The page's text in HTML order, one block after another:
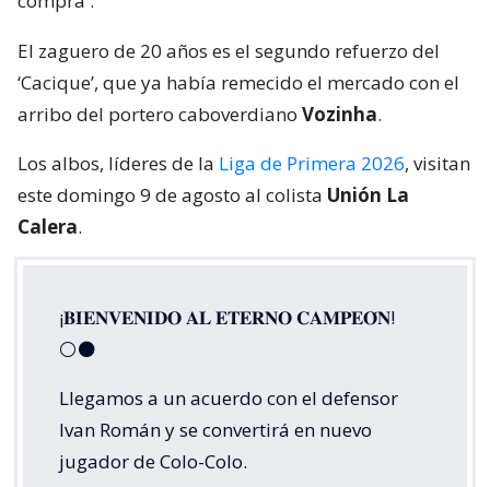
El zaguero de 20 años es el segundo refuerzo del
‘Cacique’, que ya había remecido el mercado con el
arribo del portero caboverdiano Vozinha.
Los albos, líderes de la Liga de Primera 2026, visitan
este domingo 9 de agosto al colista Unión La
Calera.
¡𝐁𝐈𝐄𝐍𝐕𝐄𝐍𝐈𝐃𝐎 𝐀𝐋 𝐄𝐓𝐄𝐑𝐍𝐎 𝐂𝐀𝐌𝐏𝐄𝐎́𝐍!
⚪⚫
Llegamos a un acuerdo con el defensor
Ivan Román y se convertirá en nuevo
jugador de Colo-Colo.